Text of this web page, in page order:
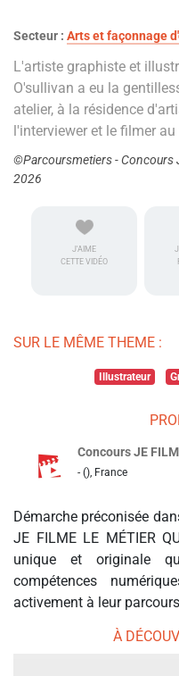
Secteur : Arts et façonnage
L'artiste graphiste et
O'sullivan a eu la
atelier, à la résidence
l'interviewer et le filmer
©Parcoursmetiers - Concours
2026
J'AIME
CETTE VIDÉO
SUR LE MÊME THEME :
Illustrateur
Concours JE
- (), France
Démarche préconisée
JE FILME LE MÉTIER
unique et originale
compétences
activement à leur
À